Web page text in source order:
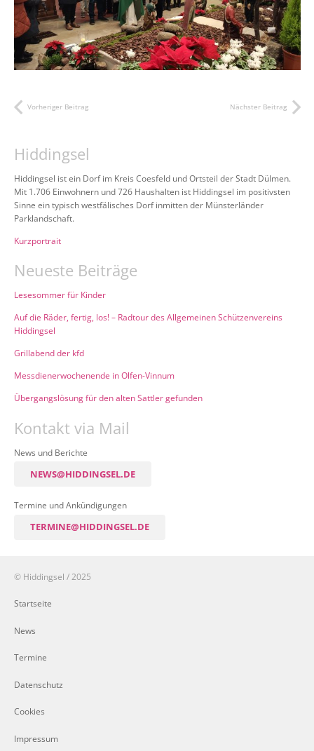
Vorheriger Beitrag Nächster Beitrag
Hiddingsel
Hiddingsel ist ein Dorf im Kreis Coesfeld und Ortsteil der Stadt Dülmen.
Mit 1.706 Einwohnern und 726 Haushalten ist Hiddingsel im positivsten
Sinne ein typisch westfälisches Dorf inmitten der Münsterländer
Parklandschaft.
Kurzportrait
Neueste Beiträge
Lesesommer für Kinder
Auf die Räder, fertig, los! – Radtour des Allgemeinen Schützenvereins
Hiddingsel
Grillabend der kfd
Messdienerwochenende in Olfen-Vinnum
Übergangslösung für den alten Sattler gefunden
Kontakt via Mail
News und Berichte
NEWS@HIDDINGSEL.DE
Termine und Ankündigungen
TERMINE@HIDDINGSEL.DE
© Hiddingsel / 2025
Startseite
News
Termine
Datenschutz
Cookies
Impressum